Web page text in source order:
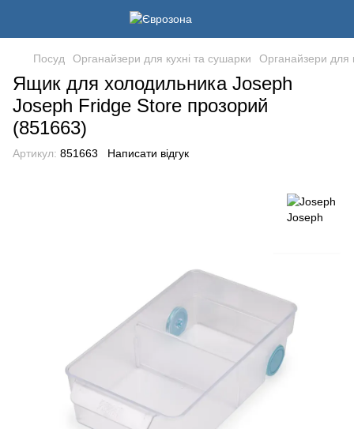
Посуд Органайзери для кухні та сушарки Органайзери для
Ящик для холодильника Joseph
Joseph Fridge Store прозорий
(851663)
Артикул: 851663 Написати відгук